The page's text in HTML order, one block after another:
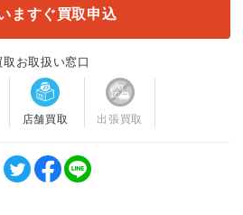
ますぐ買取申込
取お取扱い窓口
店舗買取 出張買取